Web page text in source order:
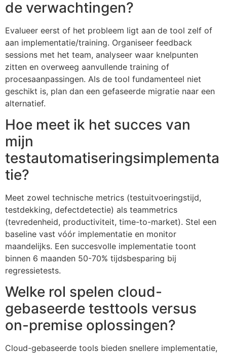
de verwachtingen?
Evalueer eerst of het probleem ligt aan de tool zelf of
aan implementatie/training. Organiseer feedback
sessions met het team, analyseer waar knelpunten
zitten en overweeg aanvullende training of
procesaanpassingen. Als de tool fundamenteel niet
geschikt is, plan dan een gefaseerde migratie naar een
alternatief.
Hoe meet ik het succes van
mijn
testautomatiseringsimplementa
tie?
Meet zowel technische metrics (testuitvoeringstijd,
testdekking, defectdetectie) als teammetrics
(tevredenheid, productiviteit, time-to-market). Stel een
baseline vast vóór implementatie en monitor
maandelijks. Een succesvolle implementatie toont
binnen 6 maanden 50-70% tijdsbesparing bij
regressietests.
Welke rol spelen cloud-
gebaseerde testtools versus
on-premise oplossingen?
Cloud-gebaseerde tools bieden snellere implementatie,